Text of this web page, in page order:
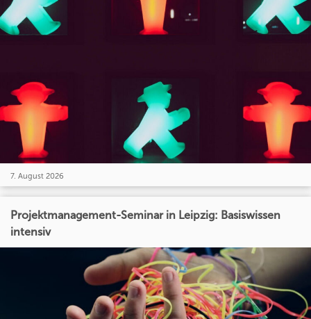
7. August 2026
Projektmanagement-Seminar in Leipzig: Basiswissen
intensiv